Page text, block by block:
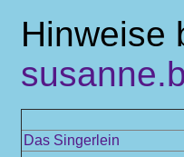
Hinweise
Das Singerlein